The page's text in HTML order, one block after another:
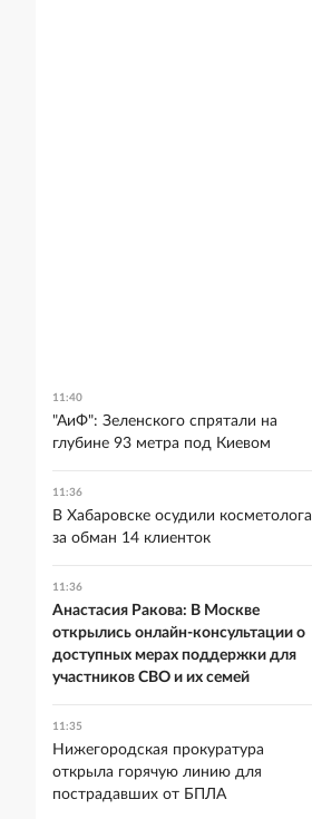
11:40
"АиФ": Зеленского спрятали на
глубине 93 метра под Киевом
11:36
В Хабаровске осудили косметолога
за обман 14 клиенток
11:36
Анастасия Ракова: В Москве
открылись онлайн-консультации о
доступных мерах поддержки для
участников СВО и их семей
11:35
Нижегородская прокуратура
открыла горячую линию для
пострадавших от БПЛА